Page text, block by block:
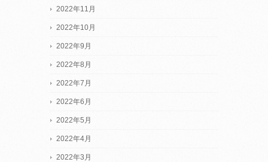
2022年11月
2022年10月
2022年9月
2022年8月
2022年7月
2022年6月
2022年5月
2022年4月
2022年3月